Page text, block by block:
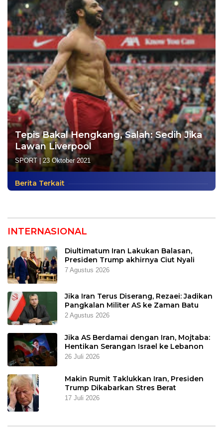
Tepis Bakal Hengkang, Salah: Sedih Jika
Lawan Liverpool
SPORT 23 Oktober 2021
Berita Terkait
INTERNASIONAL
Diultimatum Iran Lakukan Balasan,
Presiden Trump akhirnya Ciut Nyali
7 Agustus 2026
Jika Iran Terus Diserang, Rezaei: Jadikan
Pangkalan Militer AS ke Zaman Batu
2 Agustus 2026
Jika AS Berdamai dengan Iran, Mojtaba:
Hentikan Serangan Israel ke Lebanon
26 Juli 2026
Makin Rumit Taklukkan Iran, Presiden
Trump Dikabarkan Stres Berat
17 Juli 2026